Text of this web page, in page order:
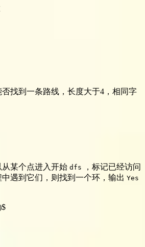
找到一条路线，长度大于4，相同字
某个点进入开始 dfs
，标记已经访问
遇到它们，则找到一个环，输出 Yes